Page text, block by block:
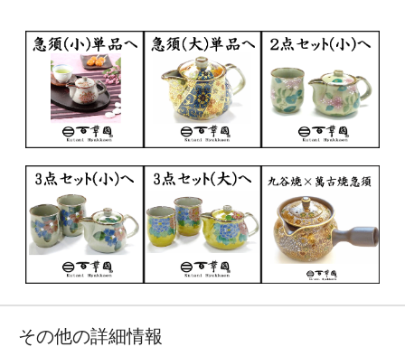
その他の詳細情報